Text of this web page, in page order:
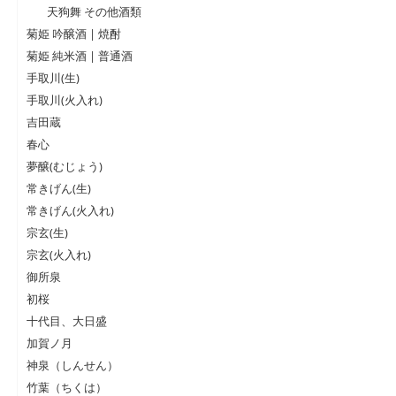
天狗舞 その他酒類
菊姫 吟醸酒 | 焼酎
菊姫 純米酒 | 普通酒
手取川(生)
手取川(火入れ)
吉田蔵
春心
夢醸(むじょう)
常きげん(生)
常きげん(火入れ)
宗玄(生)
宗玄(火入れ)
御所泉
初桜
十代目、大日盛
加賀ノ月
神泉（しんせん）
竹葉（ちくは）